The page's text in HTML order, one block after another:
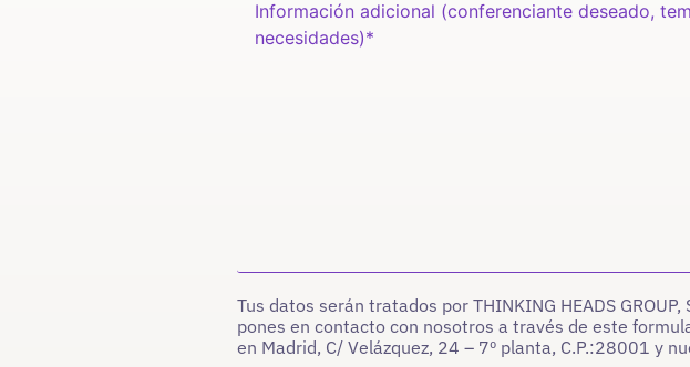
Tus datos serán tratados por THINKING HEADS
pones en contacto con nosotros a través de este
en Madrid, C/ Velázquez, 24 – 7º planta, C.P.:28001 y